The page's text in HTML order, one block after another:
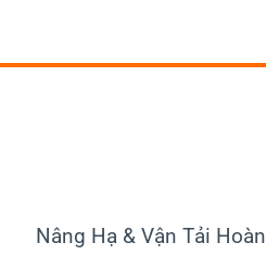
Nâng Hạ & Vận Tải